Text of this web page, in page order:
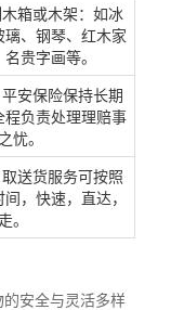
箱或木架：如冰
、钢琴、红木家
贵字画等。
安保险保持长期
负责处理理赔事
忧。
送货服务可按照
，快速，直达，
。
安全与灵活多样